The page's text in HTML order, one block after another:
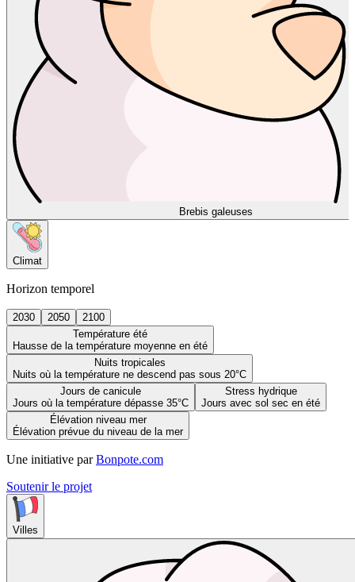
Brebis galeuses
Climat
Horizon temporel
2030 2050
2100
Température été
Hausse de la température moyenne en été
Nuits tropicales
Nuits où la température ne descend pas sous 20°C
Jours de canicule
Jours où la température dépasse 35°C
Stress hydrique
Jours avec sol sec en été
Élévation niveau mer
Élévation prévue du niveau de la mer
Une initiative par Bonpote.com
Soutenir le projet
Villes